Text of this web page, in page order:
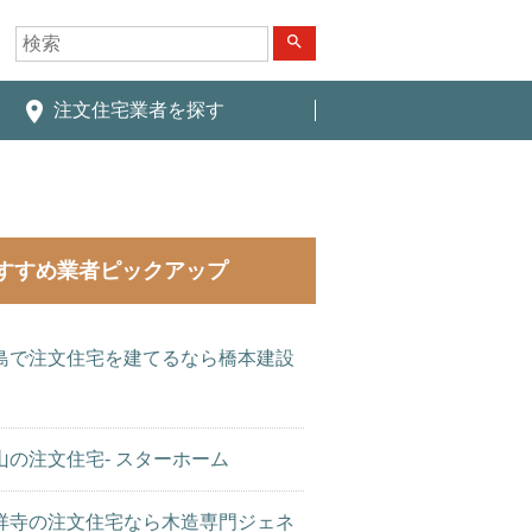
search
place 注文住宅業者を探す
すめ業者ピックアップ
で注文住宅を建てるなら橋本建設
の注文住宅- スターホーム
寺の注文住宅なら木造専門ジェネ